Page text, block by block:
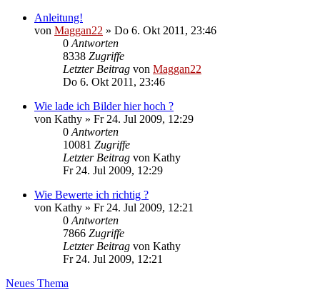
Anleitung!
von Maggan22 » Do 6. Okt 2011, 23:46
0 Antworten
8338 Zugriffe
Letzter Beitrag von Maggan22
Do 6. Okt 2011, 23:46
Wie lade ich Bilder hier hoch ?
von Kathy » Fr 24. Jul 2009, 12:29
0 Antworten
10081 Zugriffe
Letzter Beitrag von Kathy
Fr 24. Jul 2009, 12:29
Wie Bewerte ich richtig ?
von Kathy » Fr 24. Jul 2009, 12:21
0 Antworten
7866 Zugriffe
Letzter Beitrag von Kathy
Fr 24. Jul 2009, 12:21
Neues Thema